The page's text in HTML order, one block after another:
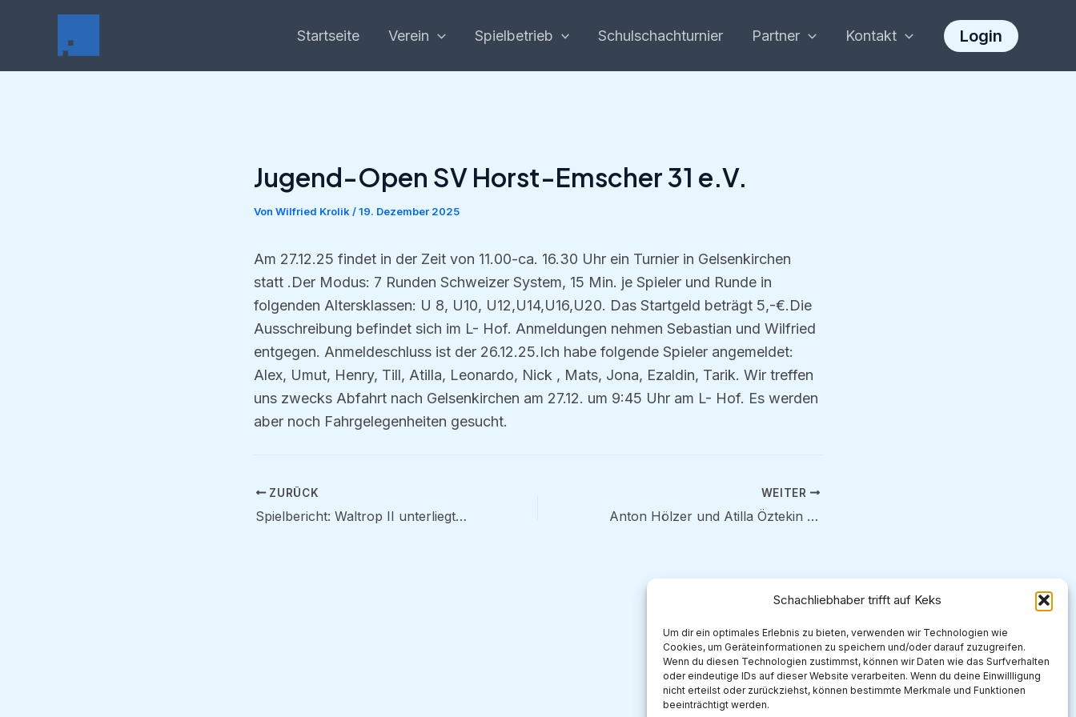
Schachliebhaber trifft auf Keks
Um dir ein optimales Erlebnis zu bieten, verwenden wir Technologien wie
Cookies, um Geräteinformationen zu speichern und/oder darauf zuzugreifen.
Wenn du diesen Technologien zustimmst, können wir Daten wie das Surfverhalten
oder eindeutige IDs auf dieser Website verarbeiten. Wenn du deine Einwillligung
nicht erteilst oder zurückziehst, können bestimmte Merkmale und Funktionen
beeinträchtigt werden.
Startseite Verein Spielbetrieb Schulschachturnier Partner Kontakt Login
Jugend-Open SV Horst-Emscher 31 e.V.
Von Wilfried Krolik /19. Dezember 2025
Am 27.12.25 findet in der Zeit von 11.00-ca. 16.30 Uhr ein Turnier in Gelsenkirchen
statt .Der Modus: 7 Runden Schweizer System, 15 Min. je Spieler und Runde in
folgenden Altersklassen: U 8, U10, U12,U14,U16,U20. Das Startgeld beträgt 5,-€.Die
Ausschreibung befindet sich im L- Hof. Anmeldungen nehmen Sebastian und Wilfried
entgegen. Anmeldeschluss ist der 26.12.25.Ich habe folgende Spieler angemeldet:
Alex, Umut, Henry, Till, Atilla, Leonardo, Nick , Mats, Jona, Ezaldin, Tarik. Wir treffen
uns zwecks Abfahrt nach Gelsenkirchen am 27.12. um 9:45 Uhr am L- Hof. Es werden
aber noch Fahrgelegenheiten gesucht.
ZURÜCK
Spielbericht: Waltrop II unterliegt SV Bönen I mit 3:5
WEITER
Anton Hölzer und Atilla Öztekin siegen beim Jugendweihnachtsblitzturnier 2025